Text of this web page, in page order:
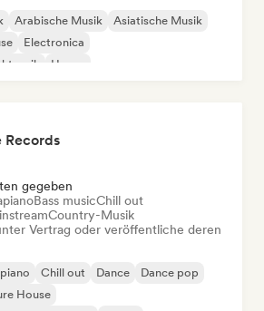
Arabische Musik
Asiatische Musik
Electronica
House
Records
gegeben
Bass musicChill out
Country-Musik
Vertrag oder veröffentliche deren
Chill out Dance
Dance pop
House